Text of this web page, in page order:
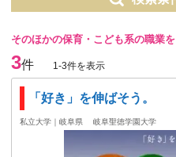
そのほかの保育・こども系の職業
3件 1-3件を表示
「好き」を伸ばそう。
私立大学｜岐阜県 岐阜聖徳学園大学